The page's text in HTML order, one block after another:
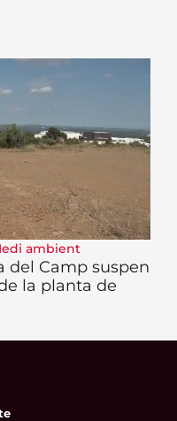
ambient
del Camp suspen
la planta de